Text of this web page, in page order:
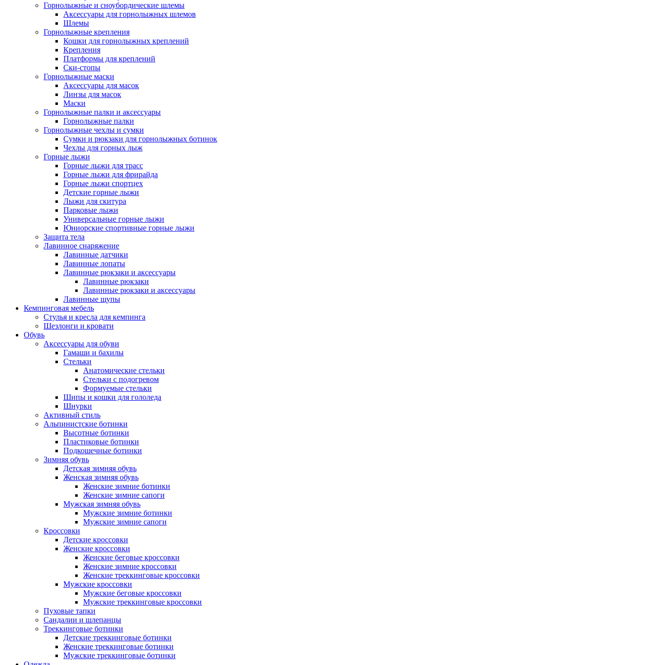
Горнолыжные и сноубордические шлемы
Аксессуары для горнолыжных шлемов
Шлемы
Горнолыжные крепления
Кошки для горнолыжных креплений
Крепления
Платформы для креплений
Ски-стопы
Горнолыжные маски
Аксессуары для масок
Линзы для масок
Маски
Горнолыжные палки и аксессуары
Горнолыжные палки
Горнолыжные чехлы и сумки
Сумки и рюкзаки для горнолыжных ботинок
Чехлы для горных лыж
Горные лыжи
Горные лыжи для трасс
Горные лыжи для фрирайда
Горные лыжи спортцех
Детские горные лыжи
Лыжи для скитура
Парковые лыжи
Универсальные горные лыжи
Юниорские спортивные горные лыжи
Защита тела
Лавинное снаряжение
Лавинные датчики
Лавинные лопаты
Лавинные рюкзаки и аксессуары
Лавинные рюкзаки
Лавинные рюкзаки и аксессуары
Лавинные щупы
Кемпинговая мебель
Стулья и кресла для кемпинга
Шезлонги и кровати
Обувь
Аксессуары для обуви
Гамаши и бахилы
Стельки
Анатомические стельки
Стельки с подогревом
Формуемые стельки
Шипы и кошки для гололеда
Шнурки
Активный стиль
Альпинистские ботинки
Высотные ботинки
Пластиковые ботинки
Подкошечные ботинки
Зимняя обувь
Детская зимняя обувь
Женская зимняя обувь
Женские зимние ботинки
Женские зимние сапоги
Мужская зимняя обувь
Мужские зимние ботинки
Мужские зимние сапоги
Кроссовки
Детские кроссовки
Женские кроссовки
Женские беговые кроссовки
Женские зимние кроссовки
Женские треккинговые кроссовки
Мужские кроссовки
Мужские беговые кроссовки
Мужские треккинговые кроссовки
Пуховые тапки
Сандалии и шлепанцы
Треккинговые ботинки
Детские треккинговые ботинки
Женские треккинговые ботинки
Мужские треккинговые ботинки